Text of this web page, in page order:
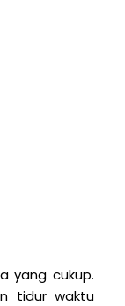
yang cukup.
tidur waktu